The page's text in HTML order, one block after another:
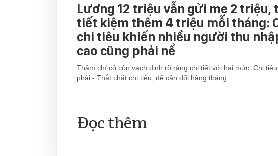
Lương 12 triệu vẫn gửi mẹ 2 triệu,
tiết kiệm thêm 4 triệu mỗi tháng:
chi tiêu khiến nhiều người thu
cao cũng phải nể
Thậm chí cô còn vạch định rõ ràng chi tiết với hai mức: Chi
phải - Thắt chặt chi tiêu, để cân đối hàng tháng.
Đọc thêm